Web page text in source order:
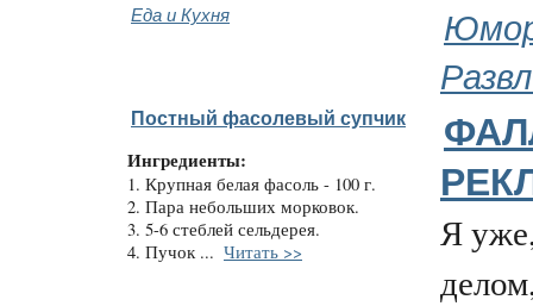
Еда и Кухня
Постный фасолевый супчик
Ингредиенты:
1. Крупная белая фасоль - 100 г.
2. Пара небольших морковок.
3. 5-6 стеблей сельдерея.
4. Пучок ... Читать >>
Я